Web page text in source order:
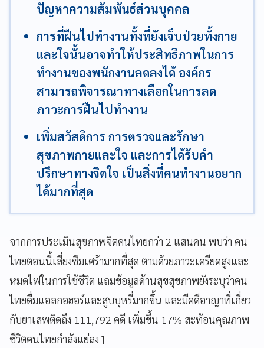
ปัญหาความสัมพันธ์ส่วนบุคคล
การที่ฝืนไปทำงานทั้งที่ยังเจ็บป่วยทั้งกาย
และใจนั้นอาจทำให้ประสิทธิภาพในการ
ทำงานของพนักงานลดลงได้ องค์กร
สามารถพิจารณาทางเลือกในการลด
ภาวะการฝืนไปทำงาน
เพิ่มสวัสดิการ การตรวจและรักษา
สุขภาพกายและใจ และการได้รับคำ
ปรึกษาทางจิตใจ เป็นสิ่งที่คนทำงานอยาก
ได้มากที่สุด
จากการประเมินสุขภาพจิตคนไทยกว่า 2 แสนคน พบว่า คน
ไทยตอนนี้เสี่ยงซึมเศร้ามากที่สุด ตามด้วยภาวะเครียดสูงและ
หมดไฟในการใช้ชีวิต แถมข้อมูลด้านสุขสุขภาพยังระบุว่าคน
ไทยดื่มแอลกอฮอร์และสูบบุหรี่มากขึ้น และมีคดีอาญาที่เกี่ยว
กับยาเสพติดถึง 111,792 คดี เพิ่มขึ้น 17% สะท้อนคุณภาพ
ชีวิตคนไทยกำลังแย่ลง ]